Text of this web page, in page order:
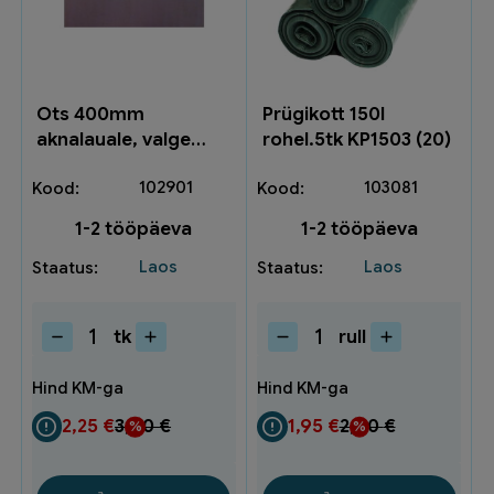
Ots 400mm
aknalauale, valge
102901
1-2 tööpäeva
Laos
Ots
aknalauale,
valge
nr.6
502163674
tk
3,00€
2,25 €
Prügikott 150l
rohel.5tk KP1503 (20)
103081
1-2 tööpäeva
Laos
Prügikott
rohel.5tk
KP1503
(20)
kogus
rull
2,60€
1,95 €